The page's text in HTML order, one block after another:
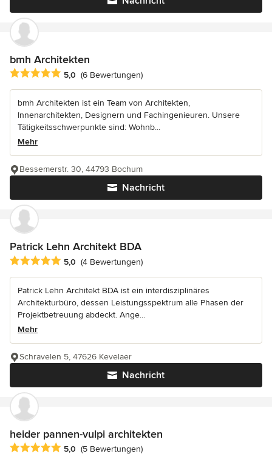
bmh Architekten
Durchschnittliche Bewertung: 5 von 5 Sternen
5,0 (6 Bewertungen)
bmh Architekten ist ein Team von Architekten,
Innenarchitekten, Designern und Fachingenieuren. Unsere
Tätigkeitsschwerpunkte sind: Wohnb...
Mehr
Nachricht
Bessemerstr. 30, 44793 Bochum
Patrick Lehn Architekt BDA
Durchschnittliche Bewertung: 5 von 5 Sternen
5,0 (4 Bewertungen)
Patrick Lehn Architekt BDA ist ein interdisziplinäres
Architekturbüro, dessen Leistungsspektrum alle Phasen der
Projektbetreuung abdeckt. Ange...
Mehr
Nachricht
Schravelen 5, 47626 Kevelaer
heider pannen-vulpi architekten
Durchschnittliche Bewertung: 5 von 5 Sternen
5,0 (5 Bewertungen)